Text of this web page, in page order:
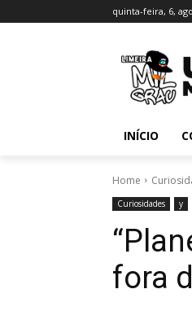
quinta-feira, 6,
INÍCIO
Home
Curiosidades y
fora